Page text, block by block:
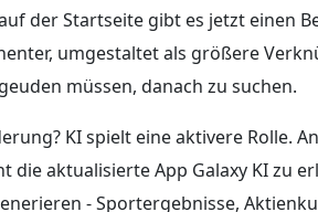
der Startseite gibt es jetzt einen
umgestaltet als größere
müssen, danach zu suchen.
KI spielt eine aktivere Rolle.
die aktualisierte App Galaxy KI zu
- Sportergebnisse,